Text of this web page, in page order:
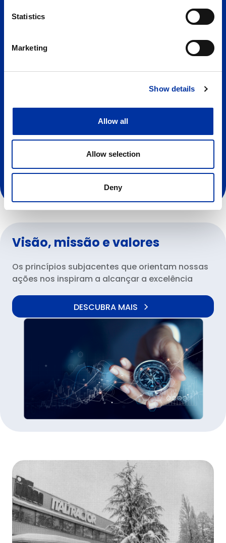
Statistics
Marketing
Show details
Allow all
Allow selection
Deny
coordenação estratégica, P&D em
componentes de material rodante e
Visão, missão e valores
Os princípios subjacentes que orientam nossas
ações nos inspiram a alcançar a excelência
DESCUBRA MAIS